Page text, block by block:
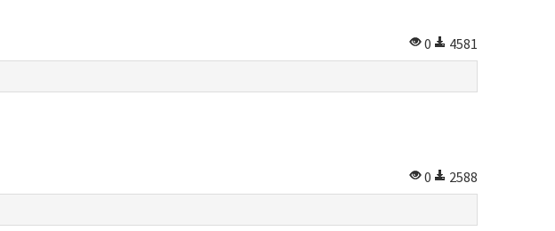
0
4581
0
2588